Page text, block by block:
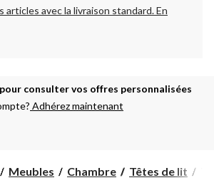
articles avec la livraison standard.En
consulter vos offres personnalisées
Adhérez maintenant
Meubles Chambre Têtes de lit